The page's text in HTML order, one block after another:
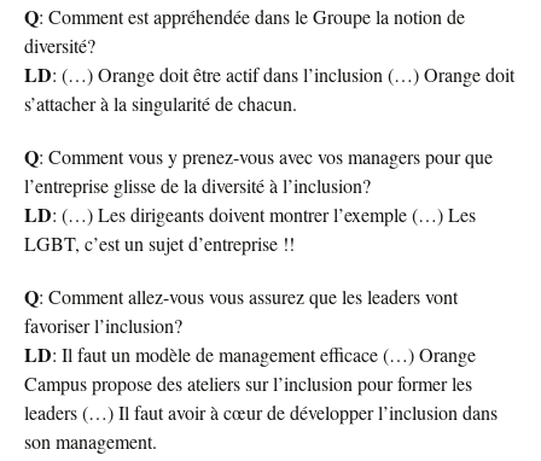
Q: Comment est appréhendée dans le Groupe la notion de
diversité?
LD: (…) Orange doit être actif dans l’inclusion (…) Orange doit
s’attacher à la singularité de chacun.
Q: Comment vous y prenez-vous avec vos managers pour que
l’entreprise glisse de la diversité à l’inclusion?
LD: (…) Les dirigeants doivent montrer l’exemple (…) Les
LGBT, c’est un sujet d’entreprise !!
Q: Comment allez-vous vous assurez que les leaders vont
favoriser l’inclusion?
LD: Il faut un modèle de management efficace (…) Orange
Campus propose des ateliers sur l’inclusion pour former les
leaders (…) Il faut avoir à cœur de développer l’inclusion dans
son management.